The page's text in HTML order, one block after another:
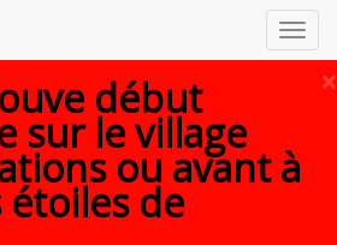
×
début
sur le village
ou avant à
de